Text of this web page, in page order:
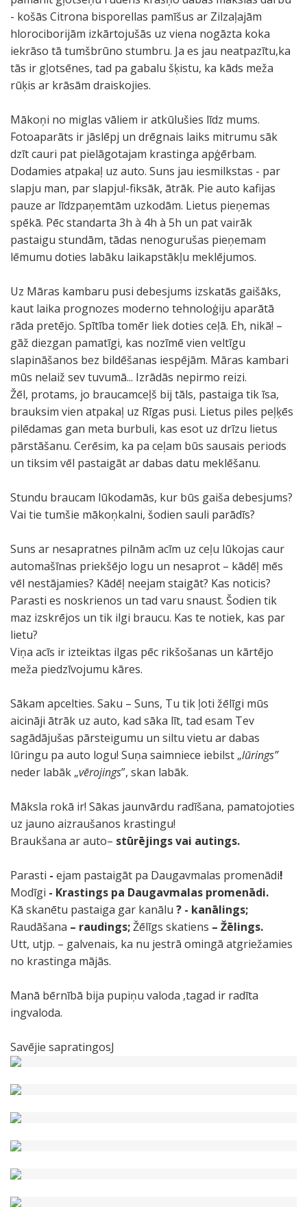
- košās Citrona bisporellas pamīšus ar Zilzaļajām
hlorociborijām izkārtojušās uz viena nogāzta koka
iekrāso tā tumšbrūno stumbru. Ja es jau neatpazītu,ka
tās ir gļotsēnes, tad pa gabalu šķistu, ka kāds meža
rūķis ar krāsām draiskojies.
Mākoņi no miglas vāliem ir atkūlušies līdz mums.
Fotoaparāts ir jāslēpj un drēgnais laiks mitrumu sāk
dzīt cauri pat pielāgotajam krastinga apģērbam.
Dodamies atpakaļ uz auto. Suns jau iesmilkstas - par
slapju man, par slapju!-fiksāk, ātrāk. Pie auto kafijas
pauze ar līdzpaņemtām uzkodām. Lietus pieņemas
spēkā. Pēc standarta 3h à 4h à 5h un pat vairāk
pastaigu stundām, tādas nenogurušas pieņemam
lēmumu doties labāku laikapstākļu meklējumos.
Uz Māras kambaru pusi debesjums izskatās gaišāks,
kaut laika prognozes moderno tehnoloģiju aparātā
rāda pretējo. Spītība tomēr liek doties ceļā. Eh, nikā! –
gāž diezgan pamatīgi, kas nozīmē vien veltīgu
slapināšanos bez bildēšanas iespējām. Māras kambari
mūs nelaiž sev tuvumā... Izrādās nepirmo reizi.
Žēl, protams, jo braucamceļš bij tāls, pastaiga tik īsa,
brauksim vien atpakaļ uz Rīgas pusi. Lietus piles peļķēs
pilēdamas gan meta burbuli, kas esot uz drīzu lietus
pārstāšanu. Cerēsim, ka pa ceļam būs sausais periods
un tiksim vēl pastaigāt ar dabas datu meklēšanu.
Stundu braucam lūkodamās, kur būs gaiša debesjums?
Vai tie tumšie mākoņkalni, šodien sauli parādīs?
Suns ar nesapratnes pilnām acīm uz ceļu lūkojas caur
automašīnas priekšējo logu un nesaprot – kādēļ mēs
vēl nestājamies? Kādēļ neejam staigāt? Kas noticis?
Parasti es noskrienos un tad varu snaust. Šodien tik
maz izskrējos un tik ilgi braucu. Kas te notiek, kas par
lietu?
Viņa acīs ir izteiktas ilgas pēc rikšošanas un kārtējo
meža piedzīvojumu kāres.
Sākam apcelties. Saku – Suns, Tu tik ļoti žēlīgi mūs
aicināji ātrāk uz auto, kad sāka līt, tad esam Tev
sagādājušas pārsteigumu un siltu vietu ar dabas
lūringu pa auto logu! Suņa saimniece iebilst „lūrings”
neder labāk „vērojings”, skan labāk.
Māksla rokā ir! Sākas jaunvārdu radīšana, pamatojoties
uz jauno aizraušanos krastingu!
Braukšana ar auto– stūrējings vai autings.
Parasti - ejam pastaigāt pa Daugavmalas promenādi!
Modīgi - Krastings pa Daugavmalas promenādi.
Kā skanētu pastaiga gar kanālu ? - kanālings;
Raudāšana – raudings;Žēlīgs skatiens – Žēlings.
Utt, utjp. – galvenais, ka nu jestrā omingā atgriežamies
no krastinga mājās.
Manā bērnībā bija pupiņu valoda ,tagad ir radīta
ingvaloda.
Savējie sapratingosJ